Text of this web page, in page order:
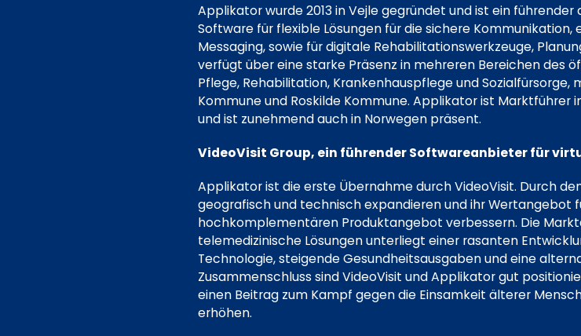
Applikator wurde 2013 in Vejle gegründet und ist ein
Software für flexible Lösungen für die sichere Kommunikation,
Messaging, sowie für digitale Rehabilitationswerkzeuge,
verfügt über eine starke Präsenz in mehreren Bereichen des
Pflege, Rehabilitation, Krankenhauspflege und Sozialfürsorge,
Kommune und Roskilde Kommune. Applikator ist
und ist zunehmend auch in Norwegen präsent.
VideoVisit Group, ein führender Softwareanbieter für
Applikator ist die erste Übernahme durch VideoVisit. Durch
geografisch und technisch expandieren und ihr Wertangebot
hochkomplementären Produktangebot verbessern. Die
telemedizinische Lösungen unterliegt einer rasanten
Technologie, steigende Gesundheitsausgaben und eine
Zusammenschluss sind VideoVisit und Applikator gut
einen Beitrag zum Kampf gegen die Einsamkeit älterer
erhöhen.